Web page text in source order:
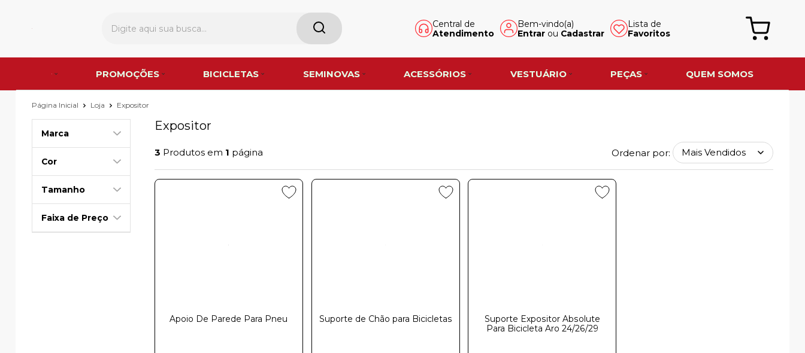
Central de
Atendimento
Bem-vindo(a)
Entrarou Cadastrar
Lista de
Favoritos
PROMOÇÕES BICICLETAS SEMINOVAS ACESSÓRIOS VESTUÁRIO PEÇAS QUEM SOMOS
Página Inicial Loja Expositor
Marca
Cor
Tamanho
Faixa de Preço
Expositor
3 Produtos em 1 página Ordenar por:
Apoio De Parede Para Pneuㅤㅤㅤㅤㅤㅤㅤㅤㅤㅤㅤㅤㅤㅤㅤㅤㅤㅤㅤㅤㅤㅤㅤㅤㅤ Suporte de Chão para Bicicletas
Suporte Expositor Absolute
Para Bicicleta Aro 24/26/29ㅤ